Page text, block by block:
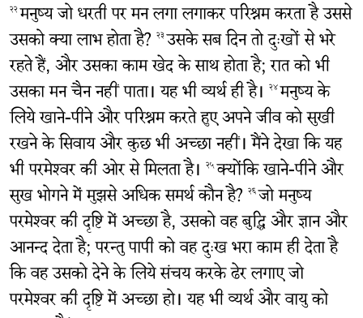
२२मनुष्य जो धरती पर मन लगा लगाकर परिश्रम करता है उससे
उसको क्या लाभ होता है? २३उसके सब दिन तो दुःखों से भरे
रहते हैं, और उसका काम खेद के साथ होता है; रात को भी
उसका मन चैन नहीं पाता। यह भी व्यर्थ ही है। २४मनुष्य के
लिये खाने-पीने और परिश्रम करते हुए अपने जीव को सुखी
रखने के सिवाय और कुछ भी अच्छा नहीं। मैंने देखा कि यह
भी परमेश्‍वर की ओर से मिलता है। २५क्योंकि खाने-पीने और
सुख भोगने में मुझसे अधिक समर्थ कौन है? २६जो मनुष्य
परमेश्‍वर की दृष्टि में अच्छा है, उसको वह बुद्धि और ज्ञान और
आनन्द देता है; परन्तु पापी को वह दुःख भरा काम ही देता है
कि वह उसको देने के लिये संचय करके ढेर लगाए जो
परमेश्‍वर की दृष्टि में अच्छा हो। यह भी व्यर्थ और वायु को